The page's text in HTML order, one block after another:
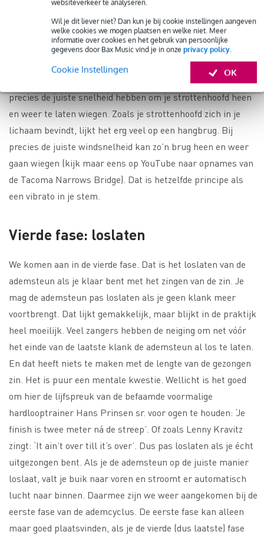
websiteverkeer te analyseren.
Wil je dit liever niet? Dan kun je bij cookie instellingen aangeven
welke cookies we mogen plaatsen en welke niet. Meer
informatie over cookies en het gebruik van persoonlijke
gegevens door Bax Music vind je in onze privacy policy.
OK
Cookie Instellingen
passage je buikwand (het gedeelte tussen je kruis en je
navel) gecontroleerd in te trekken. De kunst is, om daarbij je
buikspieren niet te blokkeren, maar soepel te houden. Doe
je dit met precies de juiste kracht, dan zal de ademstroom
precies de juiste snelheid hebben om je strottenhoofd heen
en weer te laten wiegen. Zoals je strottenhoofd zich in je
lichaam bevindt, lijkt het erg veel op een hangbrug. Bij
precies de juiste windsnelheid kan zo’n brug heen en weer
gaan wiegen (kijk maar eens op YouTube naar opnames van
de Tacoma Narrows Bridge). Dat is hetzelfde principe als
een vibrato in je stem.
Vierde fase: loslaten
We komen aan in de vierde fase. Dat is het loslaten van de
ademsteun als je klaar bent met het zingen van de zin. Je
mag de ademsteun pas loslaten als je geen klank meer
voortbrengt. Dat lijkt gemakkelijk, maar blijkt in de praktijk
heel moeilijk. Veel zangers hebben de neiging om net vóór
het einde van de laatste klank de ademsteun al los te laten.
En dat heeft niets te maken met de lengte van de gezongen
zin. Het is puur een mentale kwestie. Wellicht is het goed
om hier de lijfspreuk van de befaamde voormalige
hardlooptrainer Hans Prinsen sr. voor ogen te houden: ‘Je
finish is twee meter ná de streep’. Of zoals Lenny Kravitz
zingt: ‘It ain’t over till it’s over’. Dus pas loslaten als je écht
uitgezongen bent. Als je de ademsteun op de juiste manier
loslaat, valt je buik naar voren en stroomt er automatisch
lucht naar binnen. Daarmee zijn we weer aangekomen bij de
eerste fase van de ademcyclus. De eerste fase kan alleen
maar goed plaatsvinden, als je de vierde (dus laatste) fase